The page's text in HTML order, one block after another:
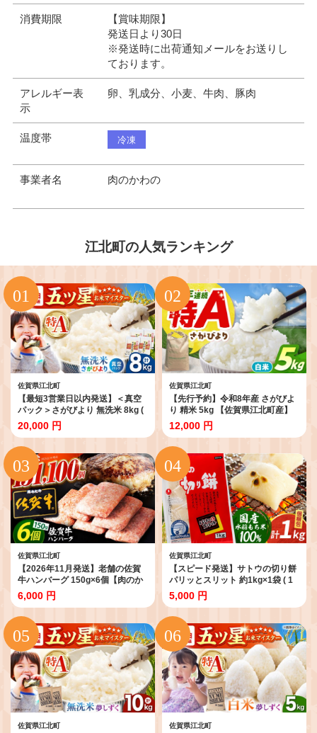
消費期限
【賞味期限】
発送日より30日
※発送時に出荷通知メールをお送りし
ております。
アレルギー表
示
卵、乳成分、小麦、牛肉、豚肉
温度帯 冷凍
事業者名 肉のかわの
江北町の人気ランキング
佐賀県江北町
【最短3営業日以内発送】＜真空
パック＞さがびより 無洗米 8kg (
2kg × 4袋 ) 【五つ星お米マイスタ
ー厳選】 [HBL013] 真空 真空パッ
ク 特A評価 特A 佐賀 ブランド米
ご飯 米 お米最速発送 最速配送
20,000 円
佐賀県江北町
【先行予約】令和8年産 さがびよ
り 精米 5kg 【佐賀県江北町産】
米 白米 [HAF030]
12,000 円
佐賀県江北町
【2026年11月発送】老舗の佐賀
牛ハンバーグ 150g×6個【肉のか
わの】 佐賀牛 黒毛和牛 [HAS014]
6,000 円
佐賀県江北町
【スピード発送】サトウの切り餅
パリッとスリット 約1kg×1袋 ( 1
切約50g ) [HAQ015] 餅 モチ もち
切り餅 切餅 お餅 国産 佐賀
5,000 円
佐賀県江北町 佐賀県江北町